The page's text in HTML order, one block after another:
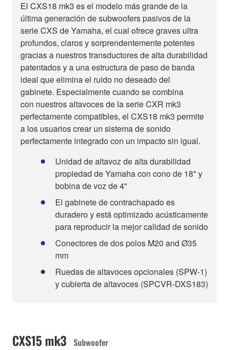
El CXS18 mk3 es el modelo más grande de la
última generación de subwoofers pasivos de la
serie CXS de Yamaha, el cual ofrece graves ultra
profundos, claros y sorprendentemente potentes
gracias a nuestros transductores de alta durabilidad
patentados y a una estructura de paso de banda
ideal que elimina el ruido no deseado del
gabinete. Especialmente cuando se combina
con nuestros altavoces de la serie CXR mk3
perfectamente compatibles, el CXS18 mk3 permite
a los usuarios crear un sistema de sonido
perfectamente integrado con un impacto sin igual.
Unidad de altavoz de alta durabilidad
propiedad de Yamaha con cono de 18" y
bobina de voz de 4"
El gabinete de contrachapado es
duradero y está optimizado acústicamente
para reproducir la mejor calidad de sonido
Conectores de dos polos M20 and Ø35
mm
Ruedas de altavoces opcionales (SPW-1)
y cubierta de altavoces (SPCVR-DXS183)
CXS15 mk3 Subwoofer